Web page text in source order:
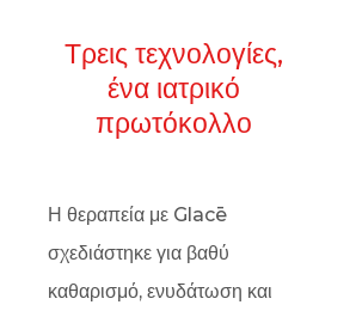
Τρεις τεχνολογίες,
ένα ιατρικό
πρωτόκολλο
Η θεραπεία με Glacē
σχεδιάστηκε για βαθύ
καθαρισμό, ενυδάτωση και